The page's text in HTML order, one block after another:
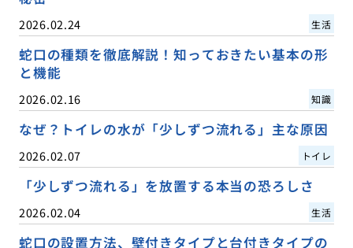
2026.02.24 生活
蛇口の種類を徹底解説！知っておきたい基本の形
と機能
2026.02.16 知識
なぜ？トイレの水が「少しずつ流れる」主な原因
2026.02.07 トイレ
「少しずつ流れる」を放置する本当の恐ろしさ
2026.02.04 生活
蛇口の設置方法、壁付きタイプと台付きタイプの